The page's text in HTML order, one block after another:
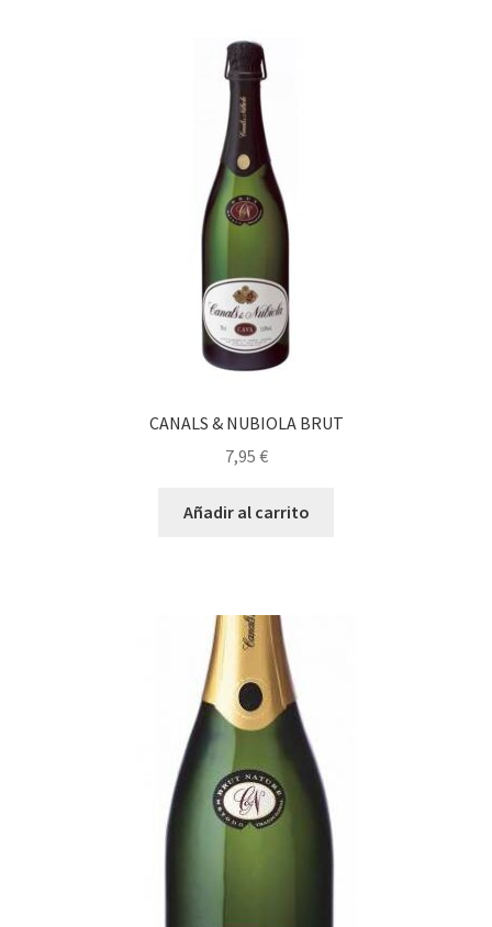
CANALS & NUBIOLA BRUT
7,95 €
Añadir al carrito